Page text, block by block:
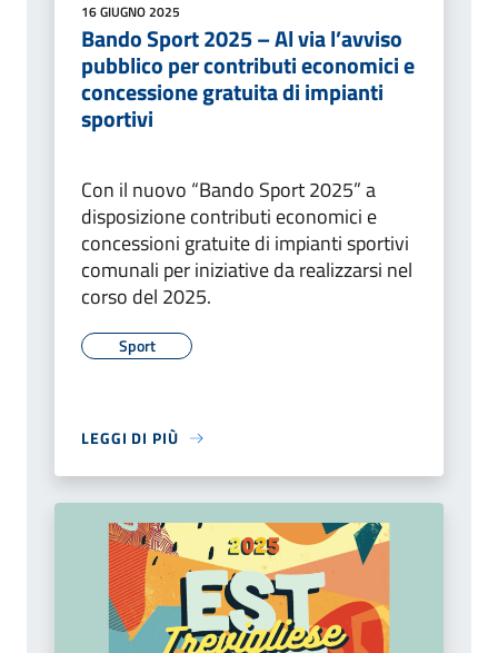
16 GIUGNO 2025
Bando Sport 2025 – Al via l’avviso
pubblico per contributi economici e
concessione gratuita di impianti
sportivi
Con il nuovo “Bando Sport 2025” a
disposizione contributi economici e
concessioni gratuite di impianti sportivi
comunali per iniziative da realizzarsi nel
corso del 2025.
Sport
LEGGI DI PIÙ